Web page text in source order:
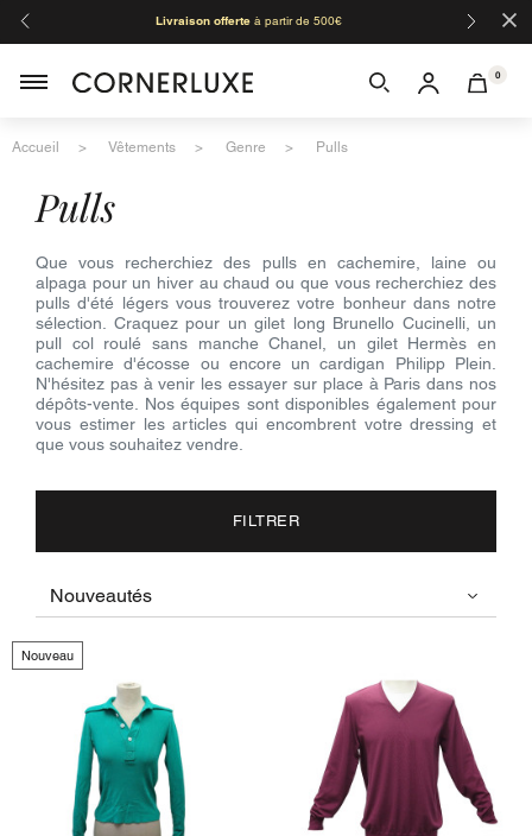
Livraison offerteà partir de 500€ ×
0
Accueil Vêtements Genre Pulls
pulls
Que vous recherchiez des pulls en cachemire, laine ou
alpaga pour un hiver au chaud ou que vous recherchiez des
pulls d'été légers vous trouverez votre bonheur dans notre
sélection. Craquez pour un gilet long Brunello Cucinelli, un
pull col roulé sans manche Chanel, un gilet Hermès en
cachemire d'écosse ou encore un cardigan Philipp Plein.
N'hésitez pas à venir les essayer sur place à Paris dans nos
dépôts-vente. Nos équipes sont disponibles également pour
vous estimer les articles qui encombrent votre dressing et
que vous souhaitez vendre.
FILTRER
Nouveau